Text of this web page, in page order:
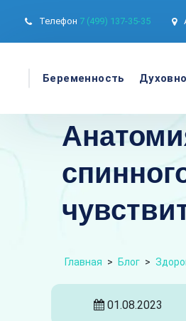
Телефон 7 (499) 137-35-35
Беременность
Главная > Блог >
01.08.2023